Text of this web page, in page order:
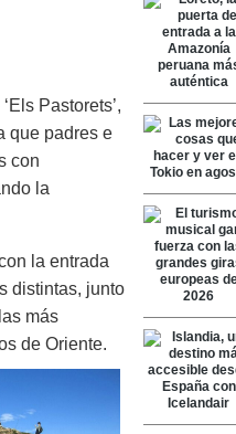
Pastorets’,
que padres e
con
la
la entrada
distintas, junto
más
de Oriente.